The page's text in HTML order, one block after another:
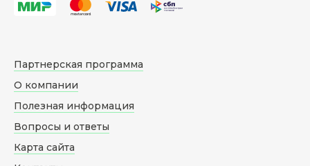
Партнерская программа
О компании
Полезная информация
Вопросы и ответы
Карта сайта